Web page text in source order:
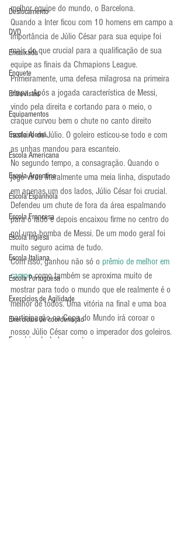
Deslocamento
DVD
Encaixada
Enquete
Entrevistas
Equipamentos
Escola Alemã
Escola Americana
Escola Argentina
Escola Espanhola
Escola Francesa
Escola Inglesa
Escola Italiana
Escola Portuguesa
Exercícios de Agilidade
Exercícios de coordenação
Exercícios de deslocamento
melhor equipe do mundo, o Barcelona.
Quando a Inter ficou com 10 homens em campo a
importância de Júlio César para sua equipe foi
mais do que crucial para a qualificação de sua
equipe as finais da Chmapions League.
Primeiramente, uma defesa milagrosa na primeira
etapa. Após a jogada característica de Messi,
vindo pela direita e cortando para o meio, o
craque curvou bem o chute no canto direito
rasteiro de Júlio. O goleiro esticou-se todo e com
as unhas mandou para escanteio.
No segundo tempo, a consagração. Quando o
jogo virou literalmente uma meia linha, disputado
em apenas um dos lados, Júlio César foi crucial.
Defendeu um chute de fora da área espalmando
para o lado e depois encaixou firme no centro do
gol uma bomba de Messi. De um modo geral foi
muito seguro acima de tudo.
Com isso, ganhou não só o prêmio de melhor em
campo como também se aproxima muito de
mostrar para todo o mundo que ele realmente é o
melhor de todos. Uma vitória na final e uma boa
participação na Copa do Mundo irá coroar o
nosso Júlio César como o imperador dos goleiros.